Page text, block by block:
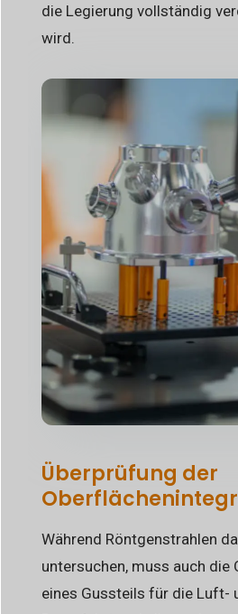
die Legierung vollständig
wird.
Überprüfung der
Während Röntgenstrahlen
untersuchen, muss auch die
eines Gussteils für die Luft-